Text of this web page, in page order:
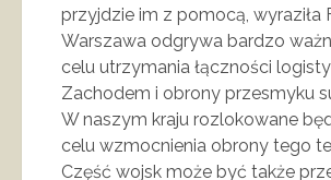
przyjdzie im z pomocą, wyraziła
Warszawa odgrywa bardzo
celu utrzymania łączności
Zachodem i obrony przesmyku
W naszym kraju rozlokowane
celu wzmocnienia obrony tego
Część wojsk może być także